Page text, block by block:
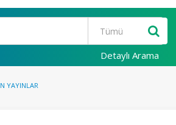
Detaylı Arama
YAYINLAR